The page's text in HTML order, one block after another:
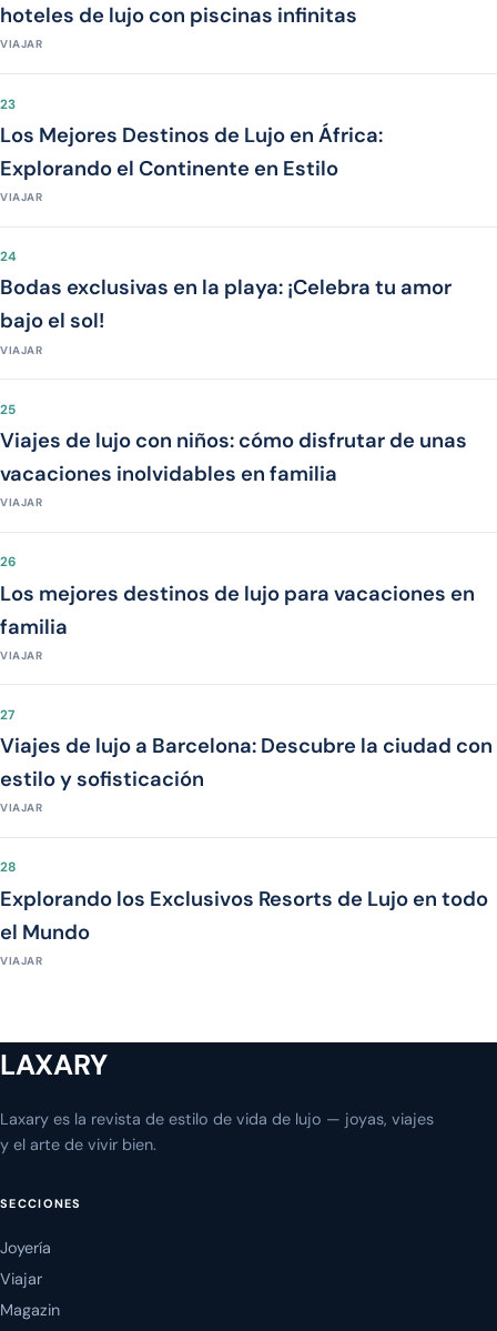
hoteles de lujo con piscinas infinitas
VIAJAR
23
Los Mejores Destinos de Lujo en África:
Explorando el Continente en Estilo
VIAJAR
24
Bodas exclusivas en la playa: ¡Celebra tu amor
bajo el sol!
VIAJAR
25
Viajes de lujo con niños: cómo disfrutar de unas
vacaciones inolvidables en familia
VIAJAR
26
Los mejores destinos de lujo para vacaciones en
familia
VIAJAR
27
Viajes de lujo a Barcelona: Descubre la ciudad con
estilo y sofisticación
VIAJAR
28
Explorando los Exclusivos Resorts de Lujo en todo
el Mundo
VIAJAR
LAXARY
Laxary es la revista de estilo de vida de lujo — joyas, viajes
y el arte de vivir bien.
SECCIONES
Joyería
Viajar
Magazin